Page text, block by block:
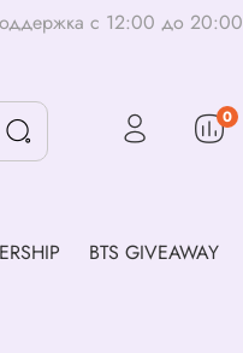
с 12:00 до 20:00
0
BTS GIVEAWAY